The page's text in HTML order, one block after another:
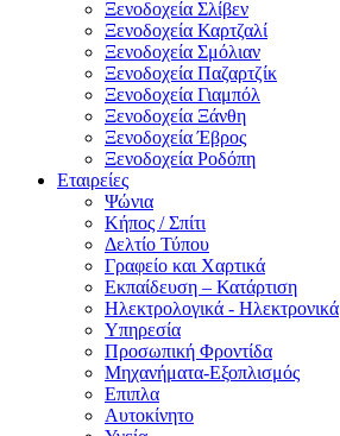
Ξενοδοχεία Σλίβεν
Ξενοδοχεία Καρτζαλί
Ξενοδοχεία Σμόλιαν
Ξενοδοχεία Παζαρτζίκ
Ξενοδοχεία Γιαμπόλ
Ξενοδοχεία Ξάνθη
Ξενοδοχεία Έβρος
Ξενοδοχεία Ροδόπη
Εταιρείες
Ψώνια
Κήπος / Σπίτι
Δελτίο Τύπου
Γραφείο και Χαρτικά
Εκπαίδευση – Κατάρτιση
Ηλεκτρολογικά - Ηλεκτρονικά
Υπηρεσία
Προσωπική Φροντίδα
Μηχανήματα-Εξοπλισμός
Επιπλα
Αυτοκίνητο